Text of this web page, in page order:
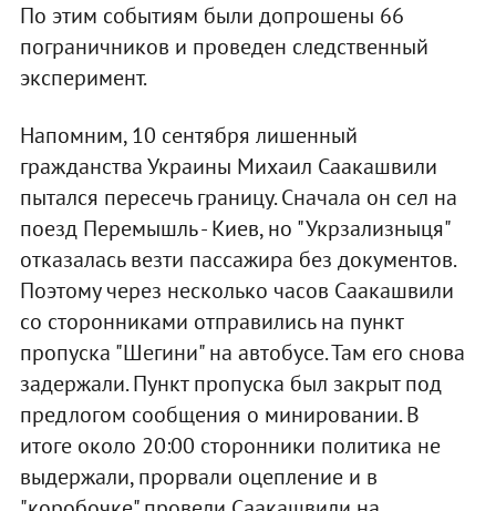
По этим событиям были допрошены 66
пограничников и проведен следственный
эксперимент.
Напомним, 10 сентября лишенный
гражданства Украины Михаил Саакашвили
пытался пересечь границу. Сначала он сел на
поезд Перемышль - Киев, но "Укрзализныця"
отказалась везти пассажира без документов.
Поэтому через несколько часов Саакашвили
со сторонниками отправились на пункт
пропуска "Шегини" на автобусе. Там его снова
задержали. Пункт пропуска был закрыт под
предлогом сообщения о минировании. В
итоге около 20:00 сторонники политика не
выдержали, прорвали оцепление и в